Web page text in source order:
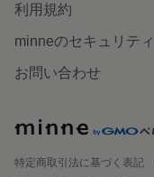
利用規約
minneのセキュリティ
お問い合わせ
特定商取引法に基づく表記